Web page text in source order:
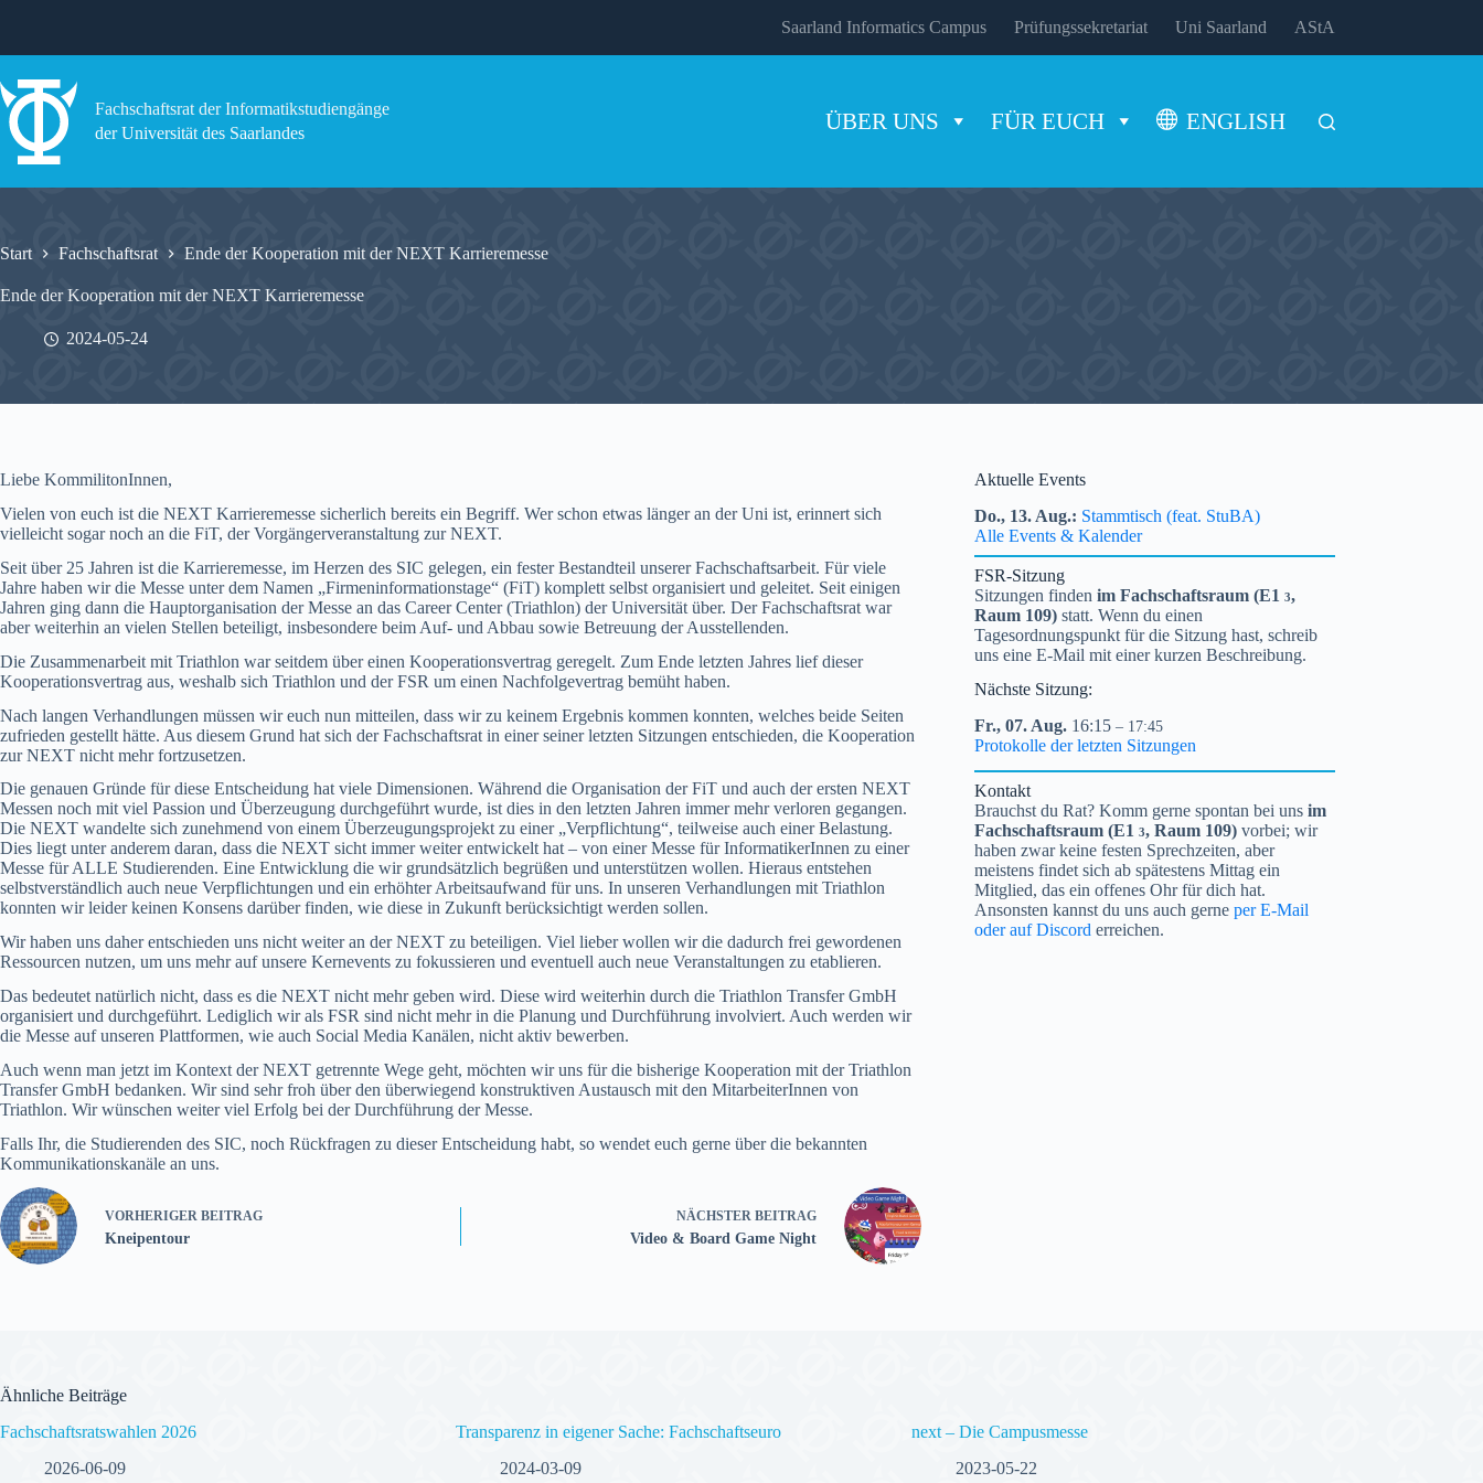
Saarland Informatics Campus Prüfungssekretariat Uni Saarland AStA
Fachschaftsrat der Informatikstudiengänge
der Universität des Saarlandes
ÜBER UNS FÜR EUCH ENGLISH
Start Fachschaftsrat Ende der Kooperation mit der NEXT Karrieremesse
Ende der Kooperation mit der NEXT Karrieremesse
2024-05-24
Liebe KommilitonInnen,
Vielen von euch ist die NEXT Karrieremesse sicherlich bereits ein Begriff. Wer schon etwas länger an der Uni ist, erinnert sich
vielleicht sogar noch an die FiT, der Vorgängerveranstaltung zur NEXT.
Seit über 25 Jahren ist die Karrieremesse, im Herzen des SIC gelegen, ein fester Bestandteil unserer Fachschaftsarbeit. Für viele
Jahre haben wir die Messe unter dem Namen „Firmeninformationstage“ (FiT) komplett selbst organisiert und geleitet. Seit einigen
Jahren ging dann die Hauptorganisation der Messe an das Career Center (Triathlon) der Universität über. Der Fachschaftsrat war
aber weiterhin an vielen Stellen beteiligt, insbesondere beim Auf- und Abbau sowie Betreuung der Ausstellenden.
Die Zusammenarbeit mit Triathlon war seitdem über einen Kooperationsvertrag geregelt. Zum Ende letzten Jahres lief dieser
Kooperationsvertrag aus, weshalb sich Triathlon und der FSR um einen Nachfolgevertrag bemüht haben.
Nach langen Verhandlungen müssen wir euch nun mitteilen, dass wir zu keinem Ergebnis kommen konnten, welches beide Seiten
zufrieden gestellt hätte. Aus diesem Grund hat sich der Fachschaftsrat in einer seiner letzten Sitzungen entschieden, die Kooperation
zur NEXT nicht mehr fortzusetzen.
Die genauen Gründe für diese Entscheidung hat viele Dimensionen. Während die Organisation der FiT und auch der ersten NEXT
Messen noch mit viel Passion und Überzeugung durchgeführt wurde, ist dies in den letzten Jahren immer mehr verloren gegangen.
Die NEXT wandelte sich zunehmend von einem Überzeugungsprojekt zu einer „Verpflichtung“, teilweise auch einer Belastung.
Dies liegt unter anderem daran, dass die NEXT sicht immer weiter entwickelt hat – von einer Messe für InformatikerInnen zu einer
Messe für ALLE Studierenden. Eine Entwicklung die wir grundsätzlich begrüßen und unterstützen wollen. Hieraus entstehen
selbstverständlich auch neue Verpflichtungen und ein erhöhter Arbeitsaufwand für uns. In unseren Verhandlungen mit Triathlon
konnten wir leider keinen Konsens darüber finden, wie diese in Zukunft berücksichtigt werden sollen.
Wir haben uns daher entschieden uns nicht weiter an der NEXT zu beteiligen. Viel lieber wollen wir die dadurch frei gewordenen
Ressourcen nutzen, um uns mehr auf unsere Kernevents zu fokussieren und eventuell auch neue Veranstaltungen zu etablieren.
Das bedeutet natürlich nicht, dass es die NEXT nicht mehr geben wird. Diese wird weiterhin durch die Triathlon Transfer GmbH
organisiert und durchgeführt. Lediglich wir als FSR sind nicht mehr in die Planung und Durchführung involviert. Auch werden wir
die Messe auf unseren Plattformen, wie auch Social Media Kanälen, nicht aktiv bewerben.
Auch wenn man jetzt im Kontext der NEXT getrennte Wege geht, möchten wir uns für die bisherige Kooperation mit der Triathlon
Transfer GmbH bedanken. Wir sind sehr froh über den überwiegend konstruktiven Austausch mit den MitarbeiterInnen von
Triathlon. Wir wünschen weiter viel Erfolg bei der Durchführung der Messe.
Falls Ihr, die Studierenden des SIC, noch Rückfragen zu dieser Entscheidung habt, so wendet euch gerne über die bekannten
Kommunikationskanäle an uns.
VORHERIGER BEITRAG
Kneipentour
NÄCHSTER BEITRAG
Video & Board Game Night
Aktuelle Events
Do., 13. Aug. Stammtisch (feat. StuBA)
Alle Events & Kalender
FSR-Sitzung
Sitzungen findenim Fachschaftsraum (E13,
Raum 109) statt. Wenn du einen
Tagesordnungspunkt für die Sitzung hast, schreib
uns eine E-Mail mit einer kurzen Beschreibung.
Nächste Sitzung:
Fr., 07. Aug. 16:15 – 17:45
Protokolle der letzten Sitzungen
Kontakt
Brauchst du Rat? Komm gerne spontan bei unsim
Fachschaftsraum (E13, Raum 109) vorbei; wir
haben zwar keine festen Sprechzeiten, aber
meistens findet sich ab spätestens Mittag ein
Mitglied, das ein offenes Ohr für dich hat.
Ansonsten kannst du uns auch gerneper E-Mail
oder auf Discord erreichen.
Ähnliche Beiträge
Fachschaftsratswahlen 2026
2026-06-09
Transparenz in eigener Sache: Fachschaftseuro
2024-03-09
next – Die Campusmesse
2023-05-22